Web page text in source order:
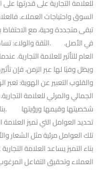
للعلامة التجارية على قدرتها
السوق واحتياجات العملاء.
تبقى متجددة وحية، مع الاحتفاظ
في الأصل. .الثقة والولاء:
العام للتأثير للعلامة التجارية.
ويظل وفيًا لها عبر الزمن، فإن
والقلوب التعبير عن الهوية:
الجمالي والمرئي للعلامة
شخصيتها وقيمها ورؤيتها .بناء
تحديد العوامل التي تميز
تلك العوامل مرئية مثل الشعار
بناء التميز يساعد العلامة
العملاء وتحقيق التفاعل